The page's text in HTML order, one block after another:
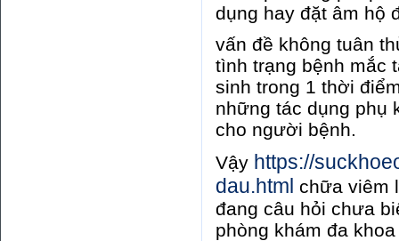
dụng hay đặt âm hộ
vấn đề không tuân
tình trạng bệnh mắc
sinh trong 1 thời
những tác dụng phụ
cho người bệnh.
Vậy https://
dau.html chữa viêm
đang câu hỏi chưa
phòng khám đa